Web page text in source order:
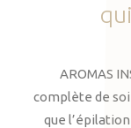
qui
AROMAS
complète de
que